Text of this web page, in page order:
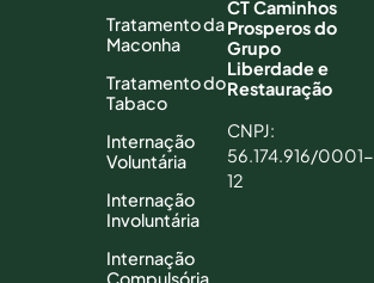
Tratamento da
Maconha
Tratamento do
Tabaco
Internação
Voluntária
Internação
Involuntária
Internação
Compulsória
CT Caminhos
Prosperos do
Grupo
Liberdade e
Restauração
CNPJ:
56.174.916/0001-
12